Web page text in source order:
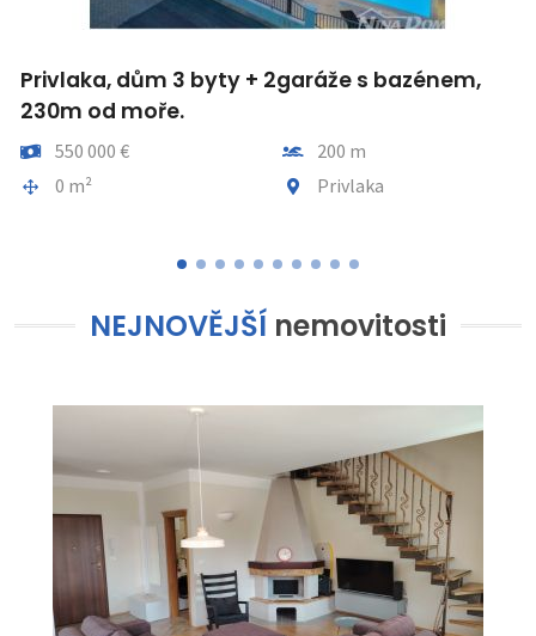
Privlaka, dům 3 byty + 2garáže s bazénem,
230m od moře.
Cena550 000 € Vzdálenost od moře
200 m
Plocha celkem
0 m² Obec, část obce
Privlaka
NEJNOVĚJŠÍ nemovitosti